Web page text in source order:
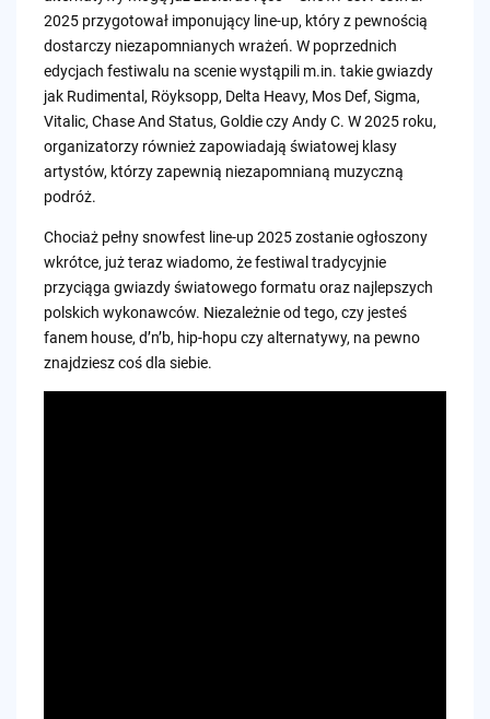
2025 przygotował imponujący line-up, który z pewnością
dostarczy niezapomnianych wrażeń. W poprzednich
edycjach festiwalu na scenie wystąpili m.in. takie gwiazdy
jak Rudimental, Röyksopp, Delta Heavy, Mos Def, Sigma,
Vitalic, Chase And Status, Goldie czy Andy C. W 2025 roku,
organizatorzy również zapowiadają światowej klasy
artystów, którzy zapewnią niezapomnianą muzyczną
podróż.
Chociaż pełny snowfest line-up 2025 zostanie ogłoszony
wkrótce, już teraz wiadomo, że festiwal tradycyjnie
przyciąga gwiazdy światowego formatu oraz najlepszych
polskich wykonawców. Niezależnie od tego, czy jesteś
fanem house, d’n’b, hip-hopu czy alternatywy, na pewno
znajdziesz coś dla siebie.